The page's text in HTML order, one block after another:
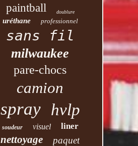
paintball doublure
uréthane professionnel
sans fil
milwaukee
pare-chocs
camion
spray hvlp
soudeur visuel liner
nettoyage paquet